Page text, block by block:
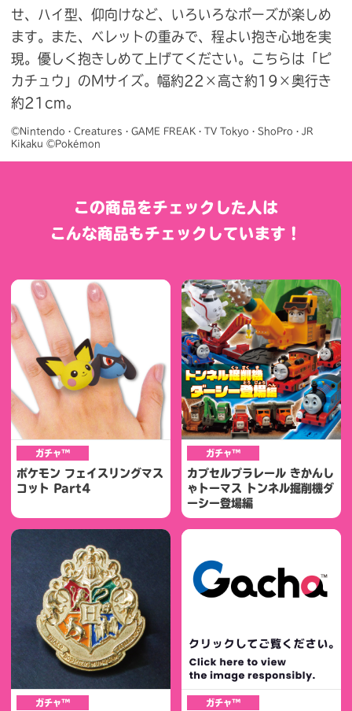
せ、ハイ型、仰向けなど、いろいろなポーズが楽しめ
ます。また、ベレットの重みで、程よい抱き心地を実
現。優しく抱きしめて上げてください。こちらは「ピ
カチュウ」のMサイズ。幅約22×高さ約19×奥行き
約21cm。
©Nintendo・Creatures・GAME FREAK・TV Tokyo・ShoPro・JR
Kikaku ©Pokémon
この商品をチェックした人は
こんな商品もチェックしています！
ガチャ™
ポケモン フェイスリングマス
コット Part4
ガチャ™
カプセルプラレール きかんし
ゃトーマス トンネル掘削機ダ
ーシー登場編
ガチャ™ ガチャ™